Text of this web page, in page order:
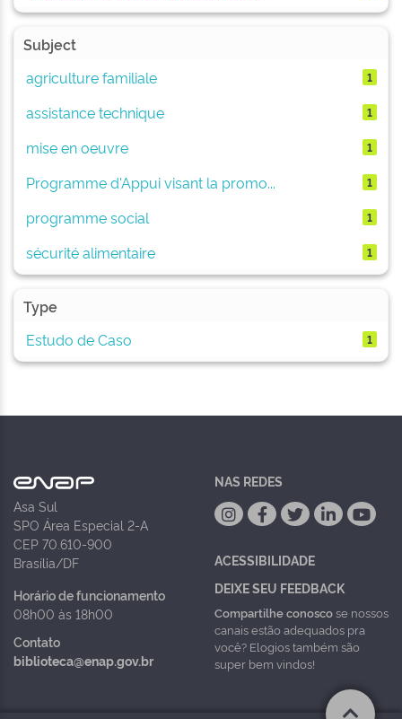
Subject
agriculture familiale
1
assistance technique 1
mise en oeuvre 1
Programme d'Appui visant la promo... 1
programme social 1
sécurité alimentaire 1
Type
Estudo de Caso
1
Asa Sul
SPO Área Especial 2-A
CEP 70.610-900
Brasília/DF
Horário de funcionamento
08h00 às 18h00
Contato
biblioteca@enap.gov.br
NAS REDES
ACESSIBILIDADE
DEIXE SEU FEEDBACK
Compartilhe conoscose nossos
canais estão adequados pra
você? Elogios também são
super bem vindos!